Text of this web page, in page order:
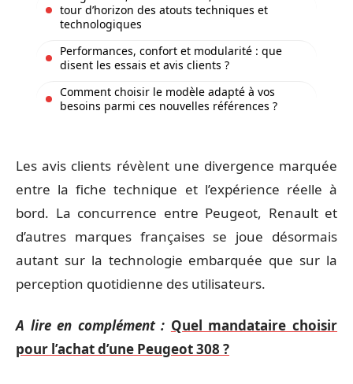
tour d’horizon des atouts techniques et
technologiques
Performances, confort et modularité : que
disent les essais et avis clients ?
Comment choisir le modèle adapté à vos
besoins parmi ces nouvelles références ?
Les avis clients révèlent une divergence marquée
entre la fiche technique et l’expérience réelle à
bord. La concurrence entre Peugeot, Renault et
d’autres marques françaises se joue désormais
autant sur la technologie embarquée que sur la
perception quotidienne des utilisateurs.
A lire en complément : Quel mandataire choisir
pour l’achat d’une Peugeot 308 ?